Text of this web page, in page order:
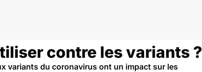
contre les variants ?
variants du coronavirus ont un impact sur les